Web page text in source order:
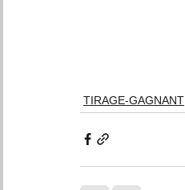
TIRAGE-GAGNANT